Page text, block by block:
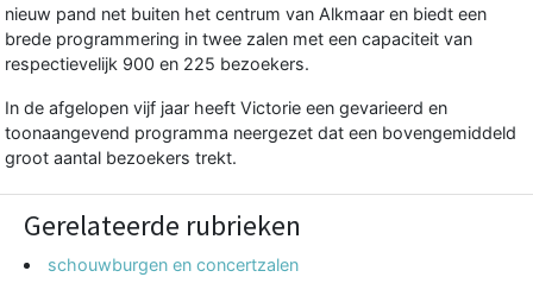
nieuw pand net buiten het centrum van Alkmaar en biedt een
brede programmering in twee zalen met een capaciteit van
respectievelijk 900 en 225 bezoekers.
In de afgelopen vijf jaar heeft Victorie een gevarieerd en
toonaangevend programma neergezet dat een bovengemiddeld
groot aantal bezoekers trekt.
Gerelateerde rubrieken
schouwburgen en concertzalen